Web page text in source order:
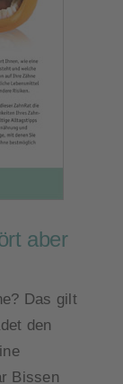
aber
Das gilt
den
Bissen